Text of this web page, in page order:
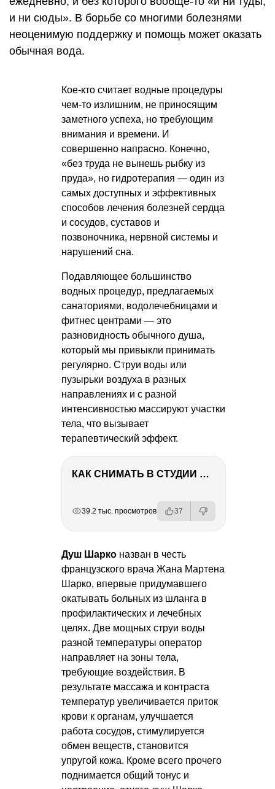
и ни сюды». В борьбе со многими болезнями
неоценимую поддержку и помощь может оказать
обычная вода.
Кое-кто считает водные процедуры
чем-то излишним, не приносящим
заметного успеха, но требующим
внимания и времени. И
совершенно напрасно. Конечно,
«без труда не вынешь рыбку из
пруда», но гидротерапия — один из
самых доступных и эффективных
способов лечения болезней сердца
и сосудов, суставов и
позвоночника, нервной системы и
нарушений сна.
Подавляющее большинство
водных процедур, предлагаемых
санаториями, водолечебницами и
фитнес центрами — это
разновидность обычного душа,
который мы привыкли принимать
регулярно. Струи воды или
пузырьки воздуха в разных
направлениях и с разной
интенсивностью массируют участки
тела, что вызывает
терапевтический эффект.
КАК СНИМАТЬ В СТУДИИ СО ВСПЫШКАМИ
39.2 тыс. просмотров 37
Душ Шарко назван в честь
французского врача Жана Мартена
Шарко, впервые придумавшего
окатывать больных из шланга в
профилактических и лечебных
целях. Две мощных струи воды
разной температуры оператор
направляет на зоны тела,
требующие воздействия. В
результате массажа и контраста
температур увеличивается приток
крови к органам, улучшается
работа сосудов, стимулируется
обмен веществ, становится
упругой кожа. Кроме всего прочего
поднимается общий тонус и